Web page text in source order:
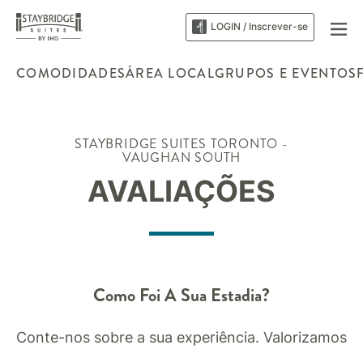
LOGIN / Inscrever-se
COMODIDADESÁREA LOCALGRUPOS E EVENTOS
STAYBRIDGE SUITES TORONTO -
VAUGHAN SOUTH
AVALIAÇÕES
Como Foi A Sua Estadia?
Conte-nos sobre a sua experiência. Valorizamos